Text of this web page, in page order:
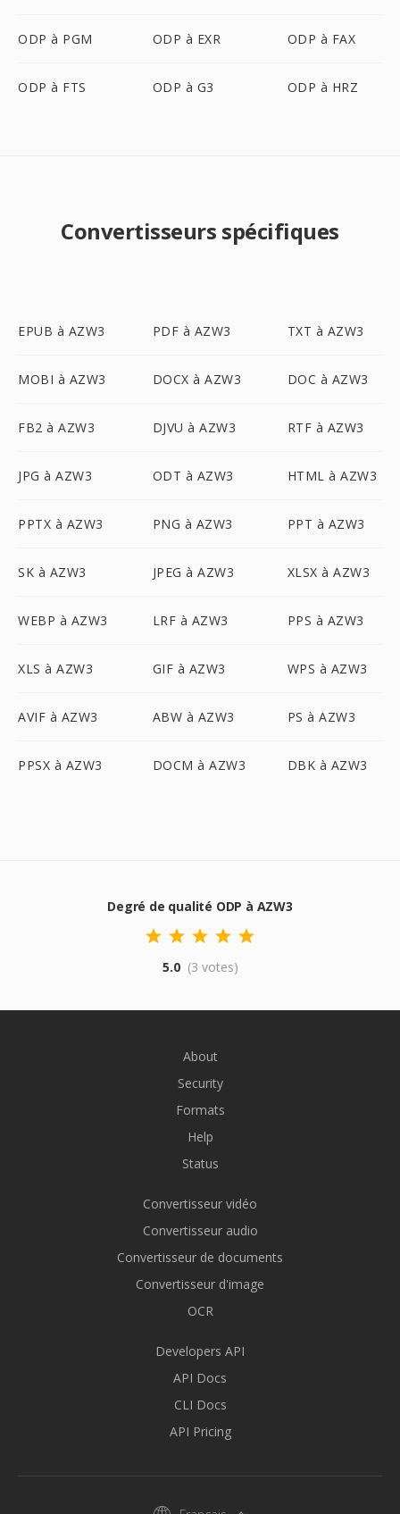
ODP à PGM ODP à EXR ODP à FAX
ODP à FTS ODP à G3 ODP à HRZ
Convertisseurs spécifiques
EPUB à AZW3 PDF à AZW3 TXT à AZW3
MOBI à AZW3 DOCX à AZW3 DOC à AZW3
FB2 à AZW3 DJVU à AZW3 RTF à AZW3
JPG à AZW3 ODT à AZW3 HTML à AZW3
PPTX à AZW3 PNG à AZW3 PPT à AZW3
SK à AZW3 JPEG à AZW3 XLSX à AZW3
WEBP à AZW3 LRF à AZW3 PPS à AZW3
XLS à AZW3 GIF à AZW3 WPS à AZW3
AVIF à AZW3 ABW à AZW3 PS à AZW3
PPSX à AZW3 DOCM à AZW3 DBK à AZW3
Degré de qualité ODP à AZW3
5.0 (3 votes)
About
Security
Formats
Help
Status
Convertisseur vidéo
Convertisseur audio
Convertisseur de documents
Convertisseur d'image
OCR
Developers API
API Docs
CLI Docs
API Pricing